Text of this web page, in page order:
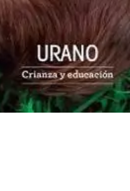
temprana es crucial.
antes de los dieciocho